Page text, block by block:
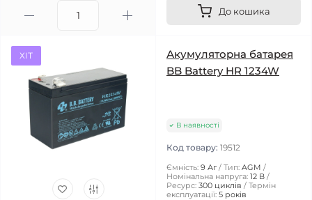
До кошика
ХІТ
Акумуляторна батарея
BB Battery HR 1234W
В наявності
Код товару: 19512
Ємність: 9 Аг Тип: AGM
Номінальна напруга: 12 В
Ресурс: 300 циклів
Термін
експлуатації: 5 років